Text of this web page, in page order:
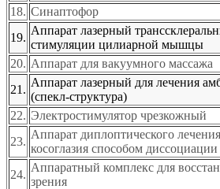
18. Синаптофор
19.
Аппарат лазерный
стимуляции цилиарной мышцы
20. Аппарат для вакуумного массажа
21.
Аппарат лазерный для лечения
(спекл-структура)
22. Электростимулятор чрезкожный
23.
Аппарат диплоптического лечения
косоглазия способом диссоциации
24.
Аппаратный комплекс для
зрения